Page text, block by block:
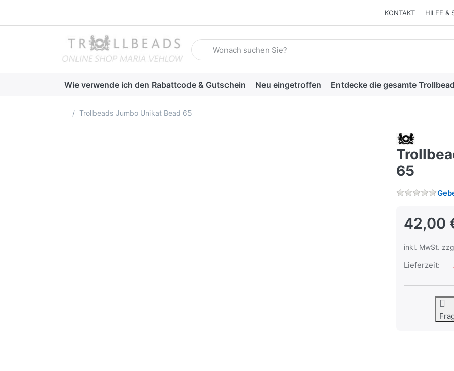
KONTAKT HILFE &
Geben Sie einen Suchbegriff ein. Während Sie tippen, erscheinen
Wie verwende ich den Rabattcode & Gutschein Neu eingetroffen Entdecke die gesamte
Startseite
Trollbeads Jumbo Unikat Bead 65
65
42,00
inkl. MwSt.
Lieferzeit: